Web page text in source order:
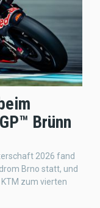
Brünn
2026 fand
Brno statt, und
zum vierten